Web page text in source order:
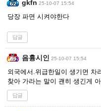
gkfn 25-10-07 15:54
당장 파면 시켜야한다
답글
음흉시인 25-10-07 15:54
외국에서.위급한일이 생기면 차
찾아 가라는 말이 괜히 생긴게
답글